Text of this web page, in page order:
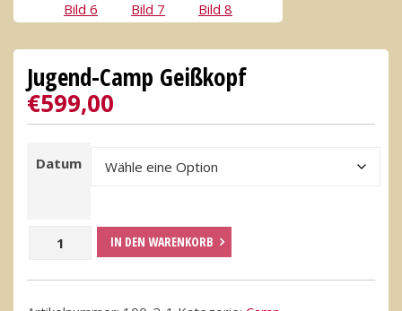
Jugend-Camp Geißkopf
€599,00
Datum
Jugend-
IN DEN WARENKORB